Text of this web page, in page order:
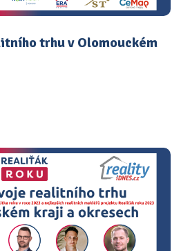
trhu v Olomouckém